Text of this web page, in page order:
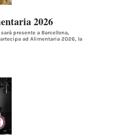
2026
presente a Barcellona,
ad Alimentaria 2026, la